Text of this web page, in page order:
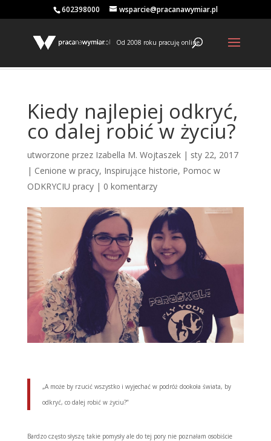
602398000 wsparcie@pracanawymiar.pl
Od 2008 roku pracuję online
Kiedy najlepiej odkryć,
co dalej robić w życiu?
utworzone przez Izabella M. Wojtaszek| sty 22, 2017
| Cenione w pracy, Inspirujące historie, Pomoc w
ODKRYCIU pracy| 0 komentarzy
„A może by rzucić wszystko i wyjechać w podróż dookoła świata, by
odkryć, co dalej robić w życiu?”
Bardzo często słyszę takie pomysły ale do tej pory nie poznałam osobiście